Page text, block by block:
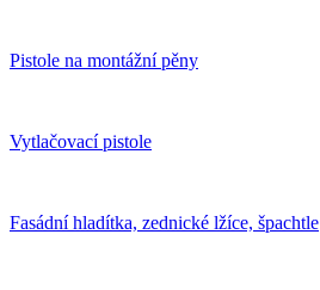
Pistole na montážní pěny
Vytlačovací pistole
Fasádní hladítka, zednické lžíce, špachtle